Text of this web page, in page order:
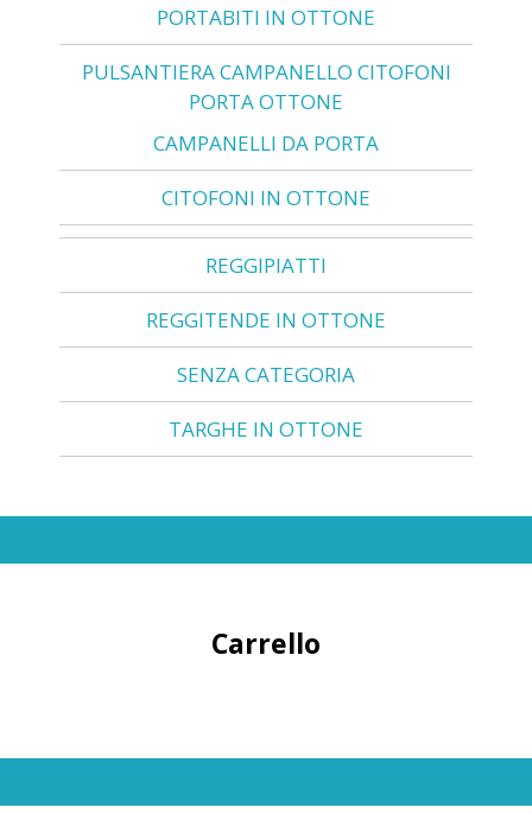
PORTABITI IN OTTONE
PULSANTIERA CAMPANELLO CITOFONI
PORTA OTTONE
CAMPANELLI DA PORTA
CITOFONI IN OTTONE
REGGIPIATTI
REGGITENDE IN OTTONE
SENZA CATEGORIA
TARGHE IN OTTONE
Carrello